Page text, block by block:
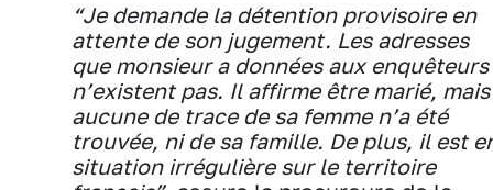
“Je demande la détention provisoire en
attente de son jugement. Les adresses
que monsieur a données aux enquêteurs
n’existent pas. Il affirme être marié, mais
aucune de trace de sa femme n’a été
trouvée, ni de sa famille. De plus, il est
situation irrégulière sur le territoire